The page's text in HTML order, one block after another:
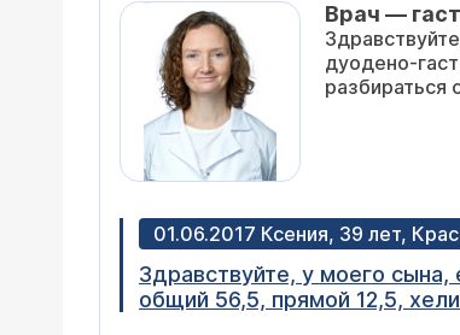
Врач —
дуодено-
разбираться
01.06.2017 Ксения, 39 лет,
Здравствуйте, у моего
общий 56,5, прямой 12,5,